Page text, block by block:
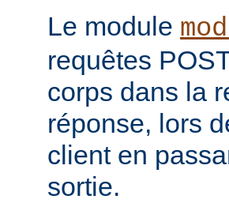
Le module
requêtes
corps dans la
réponse, lors
client en
sortie.